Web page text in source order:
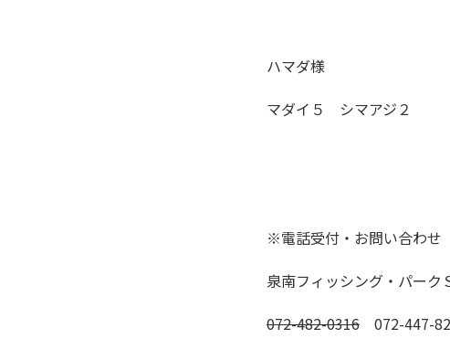
ハマダ様
マダイ５ シマアジ２
※電話受付・お問い合わ
泉南フィッシング・パーク
072-482-0316 072-447-